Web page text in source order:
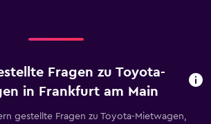
Fragen zu Toyota-
in Frankfurt am Main
gestellte Fragen zu Toyota-Mietwagen,